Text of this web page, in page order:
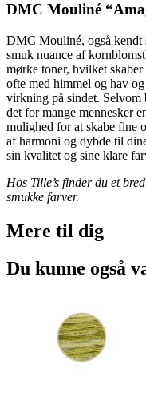
DMC Mouliné
DMC Mouliné, også kendt
smuk nuance af
mørke toner, hvilket
ofte med himmel og hav
virkning på sindet. Selvom
det for mange mennesker
mulighed for at skabe fine
af harmoni og dybde til
sin kvalitet og sine klare
Hos Tille’s finder du et
smukke farver.
Mere til dig
Du kunne også